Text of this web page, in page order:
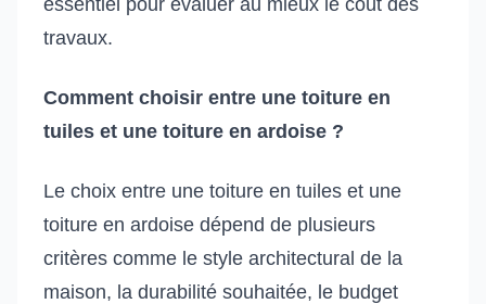
travaux.
Comment choisir entre une toiture en
tuiles et une toiture en ardoise ?
Le choix entre une toiture en tuiles et une
toiture en ardoise dépend de plusieurs
critères comme le style architectural de la
maison, la durabilité souhaitée, le budget